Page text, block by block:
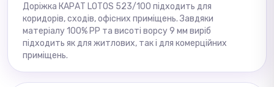
Доріжка КАРАТ LOTOS 523/100 підходить для
коридорів, сходів, офісних приміщень. Завдяки
матеріалу 100% PP та висоті ворсу 9 мм виріб
підходить як для житлових, так і для комерційних
приміщень.